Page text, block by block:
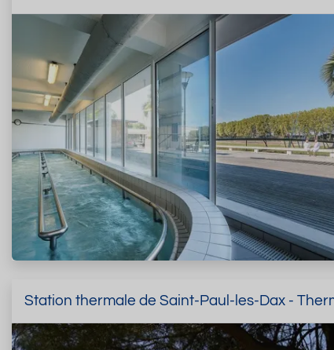
Station thermale de Saint-Paul-les-Dax -